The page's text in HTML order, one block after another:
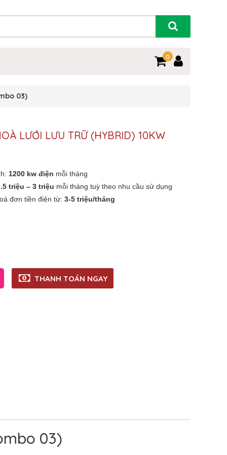
0
03)
LƯỚI LƯU TRỮ (HYBRID) 10KW
1200 kw điện mỗi tháng
triệu – 3 triệu mỗi tháng tuỳ theo nhu cầu sử dụng
đơn tiền điện từ: 3-5 triệu/tháng
THANH TOÁN NGAY
03)